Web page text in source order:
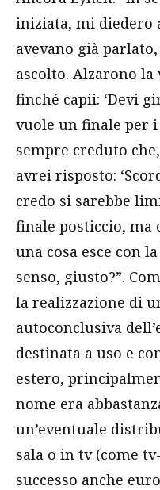
iniziata, mi diedero
avevano già
ascolto. Alzarono la
finché capii: ‘Devi
vuole un finale per
sempre creduto
avrei risposto:
credo si sarebbe
finale posticcio, ma
una cosa esce con
senso, giusto?”.
la realizzazione di
autoconclusiva
destinata a uso e
estero,
nome era
un’eventuale
sala o in tv (come
successo anche